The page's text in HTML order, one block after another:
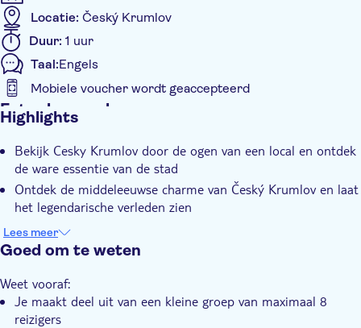
ervaring ben je meer dan zomaar een bezoeker; je voelt je als
een local, al is het maar voor een dagje.
Locatie: Český Krumlov
Duur: 1 uur
Taal:Engels
Mobiele voucher wordt geaccepteerd
Extra kenmerken
Official reseller
Lokaal tintje
Kleinere Groep
E-Voucher
Diervriendelijk
Highlights
Bekijk Cesky Krumlov door de ogen van een local en ontdek
de ware essentie van de stad
Ontdek de middeleeuwse charme van Český Krumlov en laat
het legendarische verleden zien
Ontvang de beste lokale tips over de beste bars, cafés en
restaurants om te bezoeken
Krumlov in minder tijd
Lees meer
Goed om te weten
Weet vooraf:
Je maakt deel uit van een kleine groep van maximaal 8
reizigers